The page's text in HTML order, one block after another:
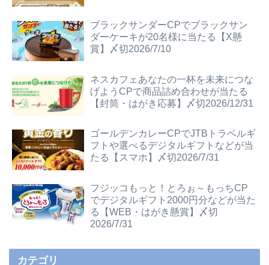
ブラックサンダーCPでブラックサン
ダーケーキが20名様に当たる【X懸
賞】〆切2026/7/10
ネスカフェあなたの一杯を未来につな
げようCPで商品詰め合わせが当たる
【封筒・はがき応募】〆切2026/12/31
ゴールデンカレーCPでJTBトラベルギ
フトや選べるデジタルギフトなどが当
たる【スマホ】〆切2026/7/31
フジッコもっと！とろぉ～もっちCP
でデジタルギフト2000円分などが当た
る【WEB・はがき懸賞】〆切
2026/7/31
カテゴリ